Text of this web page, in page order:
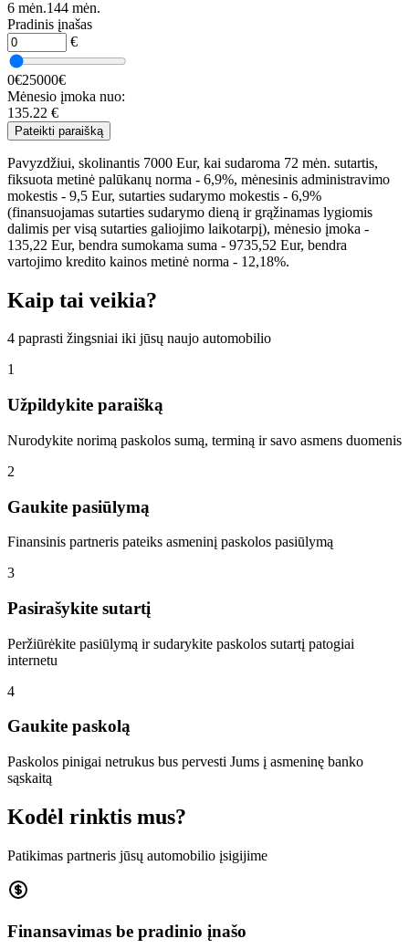
6 mėn.144 mėn.
Pradinis įnašas
€
0€25000€
Mėnesio įmoka nuo:
135.22 €
Pateikti paraišką
Pavyzdžiui, skolinantis 7000 Eur, kai sudaroma 72 mėn. sutartis,
fiksuota metinė palūkanų norma - 6,9%, mėnesinis administravimo
mokestis - 9,5 Eur, sutarties sudarymo mokestis - 6,9%
(finansuojamas sutarties sudarymo dieną ir grąžinamas lygiomis
dalimis per visą sutarties galiojimo laikotarpį), mėnesio įmoka -
135,22 Eur, bendra sumokama suma - 9735,52 Eur, bendra
vartojimo kredito kainos metinė norma - 12,18%.
Kaip tai veikia?
4 paprasti žingsniai iki jūsų naujo automobilio
1
Užpildykite paraišką
Nurodykite norimą paskolos sumą, terminą ir savo asmens duomenis
2
Gaukite pasiūlymą
Finansinis partneris pateiks asmeninį paskolos pasiūlymą
3
Pasirašykite sutartį
Peržiūrėkite pasiūlymą ir sudarykite paskolos sutartį patogiai
internetu
4
Gaukite paskolą
Paskolos pinigai netrukus bus pervesti Jums į asmeninę banko
sąskaitą
Kodėl rinktis mus?
Patikimas partneris jūsų automobilio įsigijime
Finansavimas be pradinio įnašo